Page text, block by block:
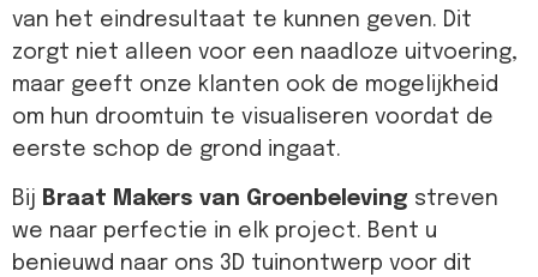
van het eindresultaat te kunnen geven. Dit
zorgt niet alleen voor een naadloze uitvoering,
maar geeft onze klanten ook de mogelijkheid
om hun droomtuin te visualiseren voordat de
eerste schop de grond ingaat.
Bij Braat Makers van Groenbeleving streven
we naar perfectie in elk project. Bent u
benieuwd naar ons 3D tuinontwerp voor dit